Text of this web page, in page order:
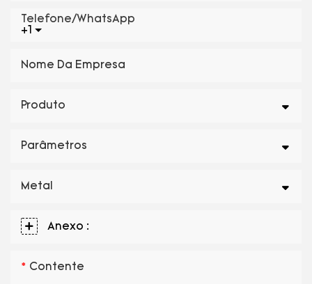
+1
Telefone/WhatsApp
Nome Da Empresa
Produto
Parâmetros
Metal
Anexo :
Contente